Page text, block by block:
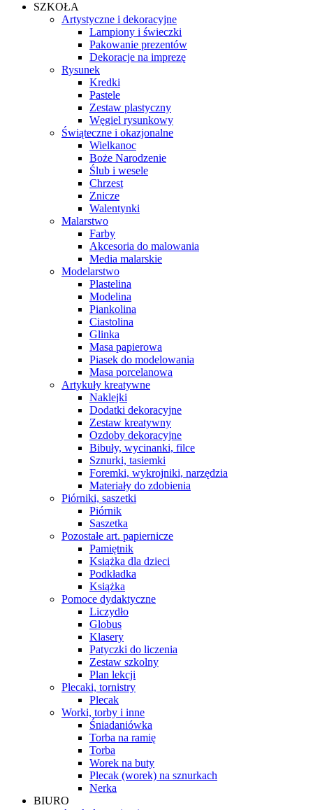
SZKOŁA
Artystyczne i dekoracyjne
Lampiony i świeczki
Pakowanie prezentów
Dekoracje na imprezę
Rysunek
Kredki
Pastele
Zestaw plastyczny
Węgiel rysunkowy
Świąteczne i okazjonalne
Wielkanoc
Boże Narodzenie
Ślub i wesele
Chrzest
Znicze
Walentynki
Malarstwo
Farby
Akcesoria do malowania
Media malarskie
Modelarstwo
Plastelina
Modelina
Piankolina
Ciastolina
Glinka
Masa papierowa
Piasek do modelowania
Masa porcelanowa
Artykuły kreatywne
Naklejki
Dodatki dekoracyjne
Zestaw kreatywny
Ozdoby dekoracyjne
Bibuły, wycinanki, filce
Sznurki, tasiemki
Foremki, wykrojniki, narzędzia
Materiały do zdobienia
Piórniki, saszetki
Piórnik
Saszetka
Pozostałe art. papiernicze
Pamiętnik
Książka dla dzieci
Podkładka
Książka
Pomoce dydaktyczne
Liczydło
Globus
Klasery
Patyczki do liczenia
Zestaw szkolny
Plan lekcji
Plecaki, tornistry
Plecak
Worki, torby i inne
Śniadaniówka
Torba na ramię
Torba
Worek na buty
Plecak (worek) na sznurkach
Nerka
BIURO